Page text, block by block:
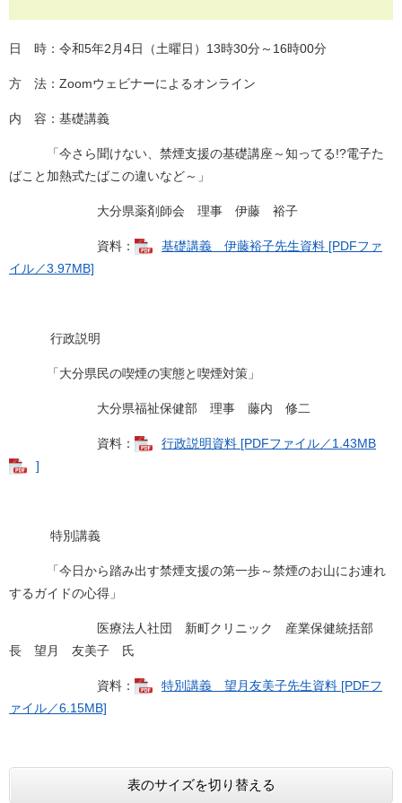
日 時：令和5年2月4日（土曜日）13時30分～16時00分
方 法：Zoomウェビナーによるオンライン
内 容：基礎講義
「今さら聞けない、禁煙支援の基礎講座～知ってる!?電子た
ばこと加熱式たばこの違いなど～」
大分県薬剤師会 理事 伊藤 裕子
資料：
基礎講義 伊藤裕子先生資料 [PDFファ
イル／3.97MB]
行政説明
「大分県民の喫煙の実態と喫煙対策」
大分県福祉保健部 理事 藤内 修二
資料：
行政説明資料 [PDFファイル／1.43MB
]
特別講義
「今日から踏み出す禁煙支援の第一歩～禁煙のお山にお連れ
するガイドの心得」
医療法人社団 新町クリニック 産業保健統括部
長 望月 友美子 氏
資料：
特別講義 望月友美子先生資料 [PDFフ
ァイル／6.15MB]
表のサイズを切り替える